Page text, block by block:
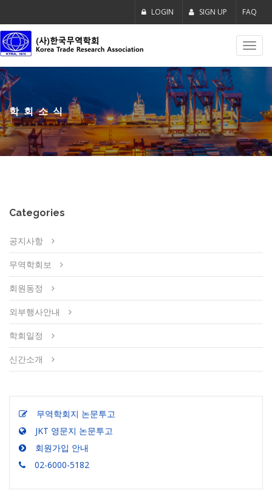
LOGIN SIGN UP FAQ
학회소식
Categories
공지사항
무역학회보
회원동정
외부행사안내
학회일정
신간소개
무역학회지 논문투고
JKT 영문지 논문투고
회원가입 안내
02-6000-5182